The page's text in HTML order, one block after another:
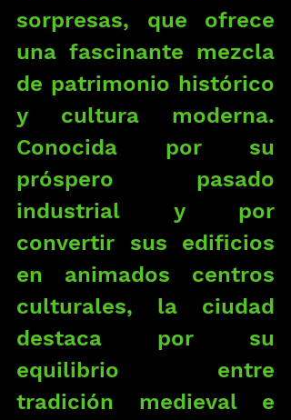
sorpresas, que ofrece
una fascinante mezcla
de patrimonio histórico
y cultura moderna.
Conocida por su
próspero pasado
industrial y por
convertir sus edificios
en animados centros
culturales, la ciudad
destaca por su
equilibrio entre
tradición medieval e